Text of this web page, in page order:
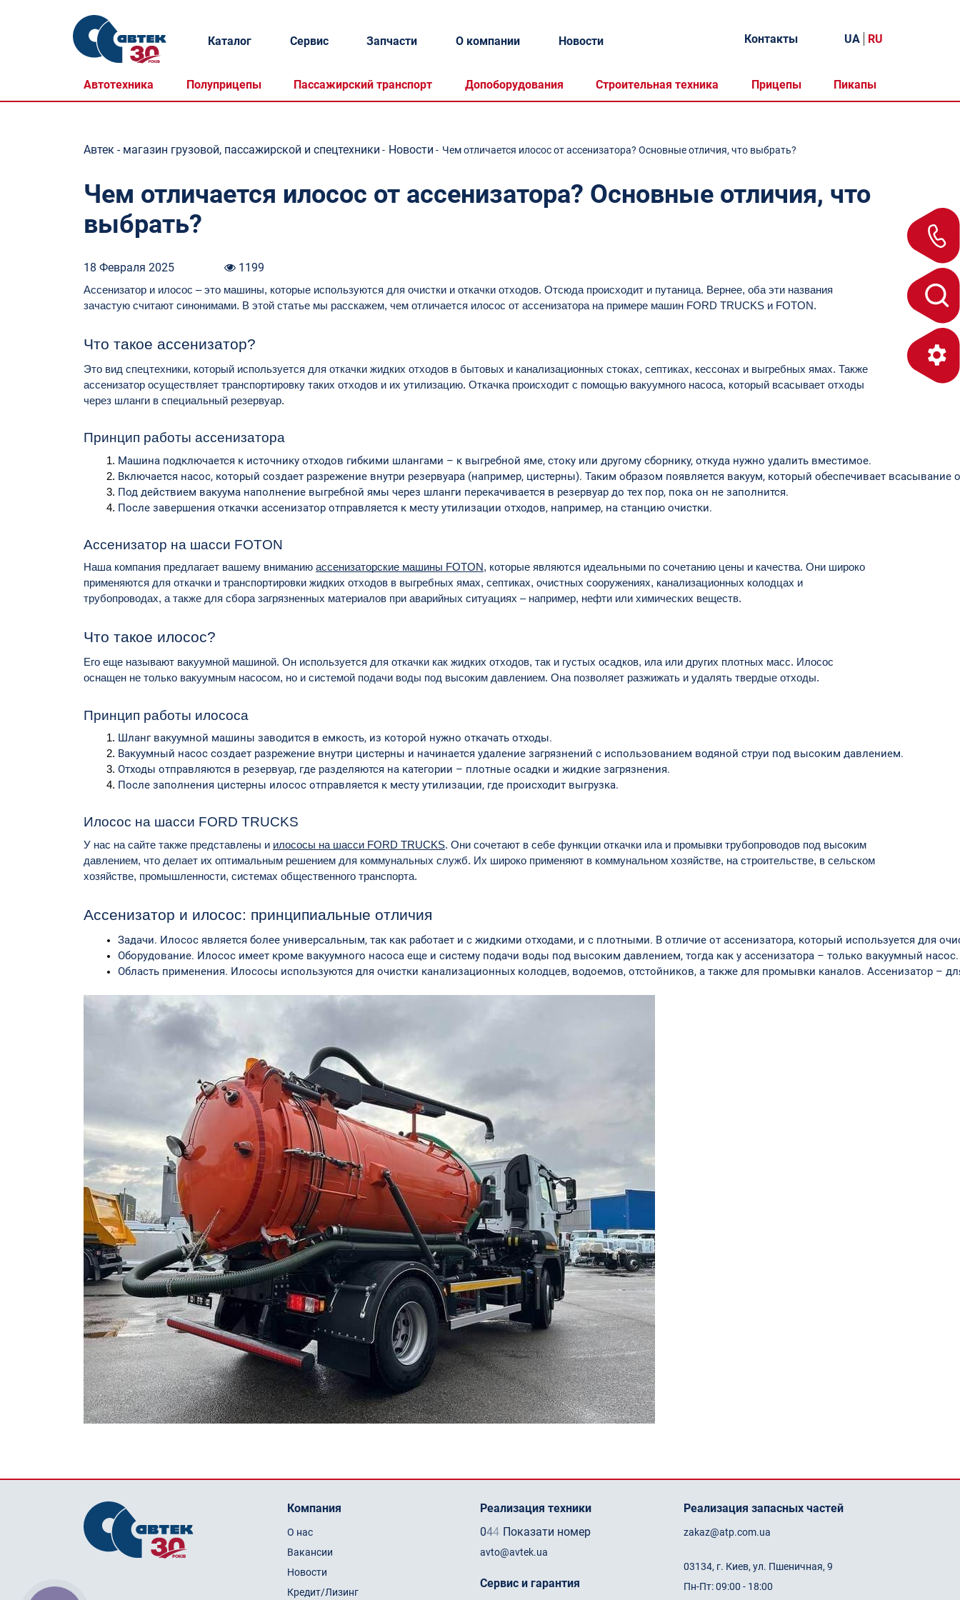
Каталог
Автотехника Полуприцепы Пассажирский транспорт Допоборудования Строительная техника Прицепы Пикапы
Сервис Запчасти О компании Новости Контакты UA RU
Автек - магазин грузовой, пассажирской и спецтехники - Новости - Чем отличается илосос от ассенизатора? Основные отличия, что выбрать?
Чем отличается илосос от ассенизатора? Основные отличия, что
выбрать?
18 Февраля 2025 1199
Ассенизатор и илосос – это машины, которые используются для очистки и откачки отходов. Отсюда происходит и путаница. Вернее, оба эти названия
зачастую считают синонимами. В этой статье мы расскажем, чем отличается илосос от ассенизатора на примере машин FORD TRUCKS и FOTON.
Что такое ассенизатор?
Это вид спецтехники, который используется для откачки жидких отходов в бытовых и канализационных стоках, септиках, кессонах и выгребных ямах. Также
ассенизатор осуществляет транспортировку таких отходов и их утилизацию. Откачка происходит с помощью вакуумного насоса, который всасывает отходы
через шланги в специальный резервуар.
Принцип работы ассенизатора
Машина подключается к источнику отходов гибкими шлангами – к выгребной яме, стоку или другому сборнику, откуда нужно удалить вместимое.
Включается насос, который создает разрежение внутри резервуара (например, цистерны). Таким образом появляется вакуум, который обеспечивает всасывание
Под действием вакуума наполнение выгребной ямы через шланги перекачивается в резервуар до тех пор, пока он не заполнится.
После завершения откачки ассенизатор отправляется к месту утилизации отходов, например, на станцию очистки.
Ассенизатор на шасси FOTON
Наша компания предлагает вашему вниманию ассенизаторские машины FOTON, которые являются идеальными по сочетанию цены и качества. Они широко
применяются для откачки и транспортировки жидких отходов в выгребных ямах, септиках, очистных сооружениях, канализационных колодцах и
трубопроводах, а также для сбора загрязненных материалов при аварийных ситуациях – например, нефти или химических веществ.
Что такое илосос?
Его еще называют вакуумной машиной. Он используется для откачки как жидких отходов, так и густых осадков, ила или других плотных масс. Илосос
оснащен не только вакуумным насосом, но и системой подачи воды под высоким давлением. Она позволяет разжижать и удалять твердые отходы.
Принцип работы илососа
Шланг вакуумной машины заводится в емкость, из которой нужно откачать отходы.
Вакуумный насос создает разрежение внутри цистерны и начинается удаление загрязнений с использованием водяной струи под высоким давлением.
Отходы отправляются в резервуар, где разделяются на категории – плотные осадки и жидкие загрязнения.
После заполнения цистерны илосос отправляется к месту утилизации, где происходит выгрузка.
Илосос на шасси FORD TRUCKS
У нас на сайте также представлены и илососы на шасси FORD TRUCKS. Они сочетают в себе функции откачки ила и промывки трубопроводов под высоким
давлением, что делает их оптимальным решением для коммунальных служб. Их широко применяют в коммунальном хозяйстве, на строительстве, в сельском
хозяйстве, промышленности, системах общественного транспорта.
Ассенизатор и илосос: принципиальные отличия
Задачи. Илосос является более универсальным, так как работает и с жидкими отходами, и с плотными. В отличие от ассенизатора, который используется для
Оборудование. Илосос имеет кроме вакуумного насоса еще и систему подачи воды под высоким давлением, тогда как у ассенизатора – только вакуумный насос.
Область применения. Илососы используются для очистки канализационных колодцев, водоемов, отстойников, а также для промывки каналов. Ассенизатор –
Компания
О нас
Вакансии
Новости
Кредит/Лизинг
Реализация техники
044 Показати номер
avto@avtek.ua
Сервис и гарантия
Реализация запасных частей
zakaz@atp.com.ua
03134, г. Киев, ул. Пшеничная, 9
Пн-Пт: 09:00 - 18:00